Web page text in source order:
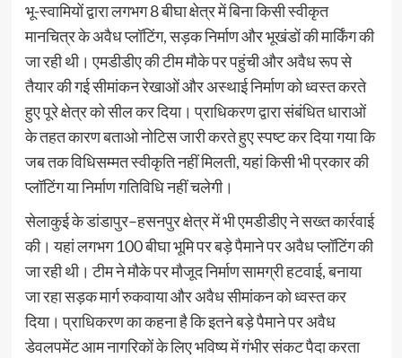
भू-स्वामियों द्वारा लगभग 8 बीघा क्षेत्र में बिना किसी स्वीकृत
मानचित्र के अवैध प्लॉटिंग, सड़क निर्माण और भूखंडों की मार्किंग की
जा रही थी। एमडीडीए की टीम मौके पर पहुंची और अवैध रूप से
तैयार की गई सीमांकन रेखाओं और अस्थाई निर्माण को ध्वस्त करते
हुए पूरे क्षेत्र को सील कर दिया। प्राधिकरण द्वारा संबंधित धाराओं
के तहत कारण बताओ नोटिस जारी करते हुए स्पष्ट कर दिया गया कि
जब तक विधिसम्मत स्वीकृति नहीं मिलती, यहां किसी भी प्रकार की
प्लॉटिंग या निर्माण गतिविधि नहीं चलेगी।
सेलाकुई के डांडापुर–हसनपुर क्षेत्र में भी एमडीडीए ने सख्त कार्रवाई
की। यहां लगभग 100 बीघा भूमि पर बड़े पैमाने पर अवैध प्लॉटिंग की
जा रही थी। टीम ने मौके पर मौजूद निर्माण सामग्री हटवाई, बनाया
जा रहा सड़क मार्ग रुकवाया और अवैध सीमांकन को ध्वस्त कर
दिया। प्राधिकरण का कहना है कि इतने बड़े पैमाने पर अवैध
डेवलपमेंट आम नागरिकों के लिए भविष्य में गंभीर संकट पैदा करता